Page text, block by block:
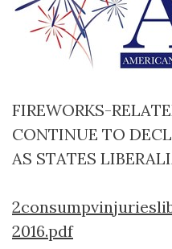
FIREWORKS-
CONTINUE TO
AS STATES
2016.pdf